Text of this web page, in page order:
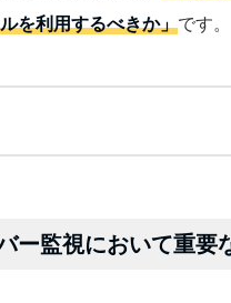
を利用するべきか」です。
ー監視において重要